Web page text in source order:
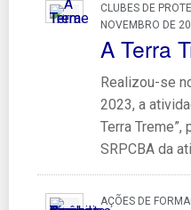
CLUBES DE
NOVEMBRO DE
A Terra
Realizou-se
2023, a
Terra Treme”,
SRPCBA da
AÇÕES DE